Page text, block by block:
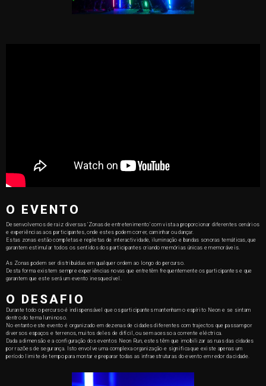
O EVENTO
Desenvolvemos de raiz diversas ‘Zonas de entretenimento’ com vista a proporcionar diferentes cenários
e experiências aos participantes, onde estes podem correr, caminhar ou dançar.
Estas zonas estão completas e repletas de interactividade, iluminação e bandas sonoras temáticas, que
garantem estimular todos os sentidos dos participantes criando memórias únicas e memoráveis.
As Zonas podem ser distribuídas em qualquer ordem ao longo do percurso.
Desta forma existem sempre experiências novas que entretêm frequentemente os participantes e que
garantem que este será um evento inesquecível.
O DESAFIO
Durante todo o percurso é indispensável que os participantes mantenham o espírito Neon e se sintam
dentro do tema luminoso.
No entanto este evento é organizado em dezenas de cidades diferentes com trajectos que passam por
diversos espaços e terrenos, muitos deles de difícil, ou sem acesso a corrente eléctrica.
Dada a dimensão e a configuração dos eventos Neon Run, estes têm que imobilizar as ruas das cidades
por razões de segurança. Isto envolve uma complexa organização e significa que existe apenas um
período limite de tempo para montar e preparar todas as infraestruturas do evento em redor da cidade.